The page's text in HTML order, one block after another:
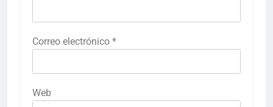
Correo electrónico *
Web